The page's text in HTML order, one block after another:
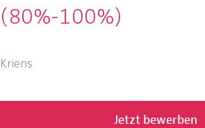
(80%-100%)
Kriens
Jetzt bewerben